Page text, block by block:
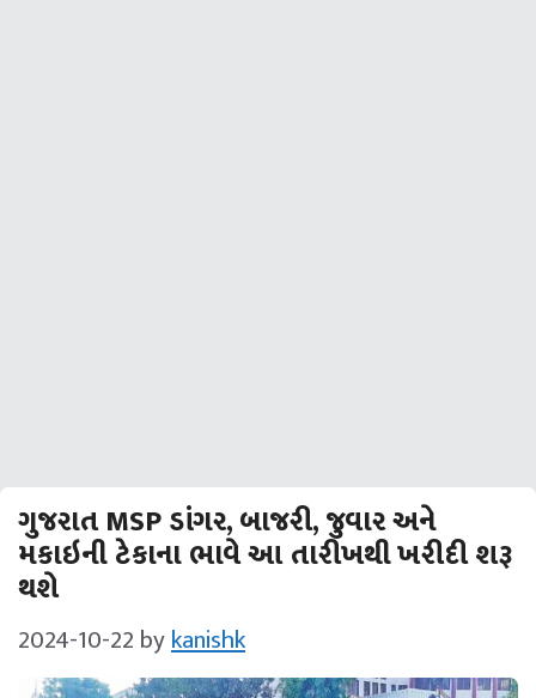
ગુજરાત MSP ડાંગર, બાજરી, જુવાર અને
મકાઇની ટેકાના ભાવે આ તારીખથી ખરીદી શરૂ
થશે
2024-10-22 bykanishk